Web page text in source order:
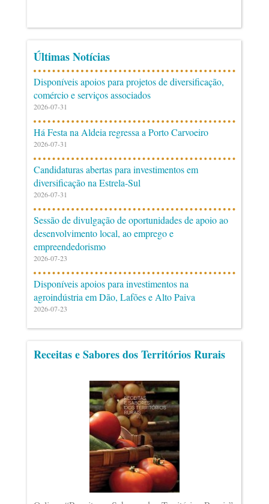
Últimas Notícias
Disponíveis apoios para projetos de diversificação,
comércio e serviços associados
2026-07-31
Há Festa na Aldeia regressa a Porto Carvoeiro
2026-07-31
Candidaturas abertas para investimentos em
diversificação na Estrela-Sul
2026-07-31
Sessão de divulgação de oportunidades de apoio ao
desenvolvimento local, ao emprego e
empreendedorismo
2026-07-23
Disponíveis apoios para investimentos na
agroindústria em Dão, Lafões e Alto Paiva
2026-07-23
Receitas e Sabores dos Territórios Rurais